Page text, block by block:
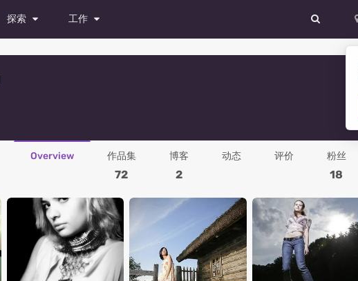
探索 工作
Overview 作品集
72
博客
2
动态 评价 粉丝
18